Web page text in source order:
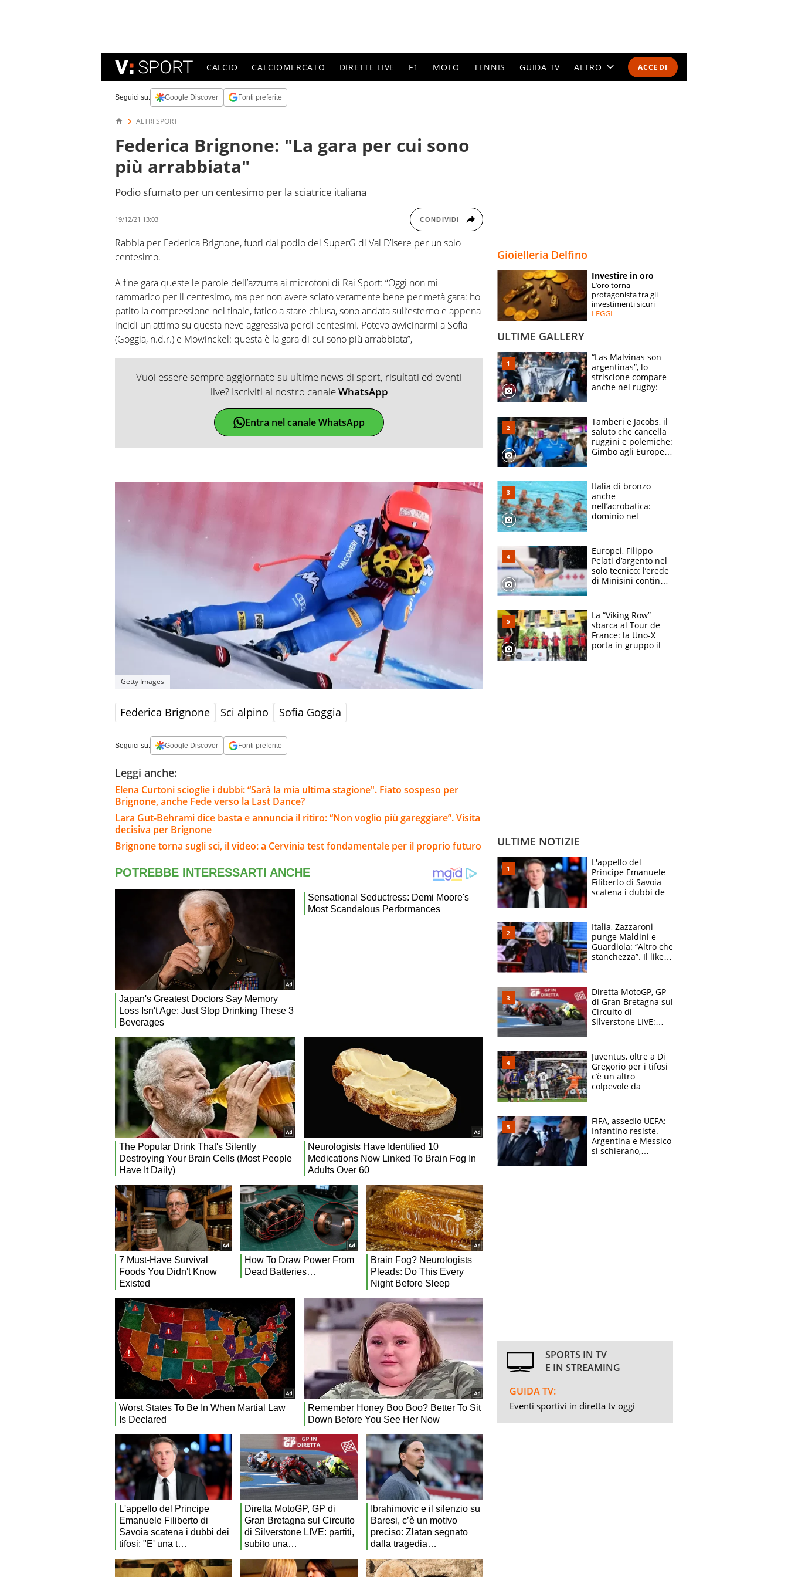
ACCEDI
CALCIO CALCIOMERCATO DIRETTE LIVE F1 MOTO TENNIS GUIDA TV ALTRO
SPECIALI
ESPERTI
Seguici su: Google Discover Fonti preferite
ALTRI SPORT
Federica Brignone: "La gara per cui sono
più arrabbiata"
Podio sfumato per un centesimo per la sciatrice italiana
19/12/21 13:03 CONDIVIDI
Rabbia per Federica Brignone, fuori dal podio del SuperG di Val D’Isere per un solo
centesimo.
A fine gara queste le parole dell’azzurra ai microfoni di Rai Sport: “Oggi non mi
rammarico per il centesimo, ma per non avere sciato veramente bene per metà gara: ho
patito la compressione nel finale, fatico a stare chiusa, sono andata sull’esterno e appena
incidi un attimo su questa neve aggressiva perdi centesimi. Potevo avvicinarmi a Sofia
(Goggia, n.d.r.) e Mowinckel: questa è la gara di cui sono più arrabbiata”,
Vuoi essere sempre aggiornato su ultime news di sport, risultati ed eventi
live? Iscriviti al nostro canaleWhatsApp
Entra nel canale WhatsApp
Getty Images
Federica Brignone Sci alpino Sofia Goggia
Seguici su: Google Discover Fonti preferite
Leggi anche:
Elena Curtoni scioglie i dubbi: “Sarà la mia ultima stagione". Fiato sospeso per
Brignone, anche Fede verso la Last Dance?
Lara Gut-Behrami dice basta e annuncia il ritiro: “Non voglio più gareggiare”. Visita
decisiva per Brignone
Brignone torna sugli sci, il video: a Cervinia test fondamentale per il proprio futuro
Gioielleria Delfino
Investire in oro
L’oro torna
protagonista tra gli
investimenti sicuri
LEGGI
ULTIME GALLERY
“Las Malvinas son
argentinas”, lo
striscione compare
anche nel rugby:
un caso
Tamberi e Jacobs, il
saluto che cancella
ruggini e polemiche:
Gimbo agli Europei
Italia di bronzo
anche
nell’acrobatica:
dominio nel
e compagni
continuare
Europei, Filippo
Pelati d’argento nel
solo tecnico: l’erede
di Minisini continua
mirino
La “Viking Row”
sbarca al Tour de
France: la Uno-X
porta in gruppo il
ULTIME NOTIZIE
L'appello del
Principe Emanuele
Filiberto di Savoia
scatena i dubbi dei
Italia, Zazzaroni
punge Maldini e
Guardiola: “Altro che
stanchezza”. Il like
Diretta MotoGP, GP
di Gran Bretagna sul
Circuito di
Silverstone LIVE:
Juventus, oltre a Di
Gregorio per i tifosi
c’è un altro
colpevole da
FIFA, assedio UEFA:
Infantino resiste.
Argentina e Messico
si schierano,
SPORTS IN TV
E IN STREAMING
GUIDA TV:
Eventi sportivi in diretta tv oggi